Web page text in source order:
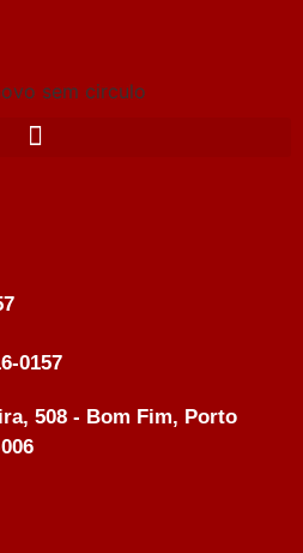
0157
508 - Bom Fim, Porto